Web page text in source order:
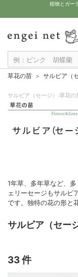
植物とガー
草花の苗 サルビア（
サルビア（セージ）:草花の
1年草、多年草など、
ェリーセージもサルビ
です。独特の花の形と
サルビア（セー
33 件